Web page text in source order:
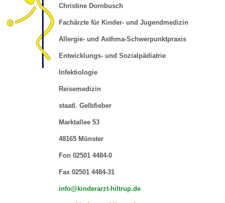
Christine Dornbusch
Fachärzte für Kinder- und Jugendmedizin
Allergie- und Asthma-Schwerpunktpraxis
Entwicklungs- und Sozialpädiatrie
Infektiologie
Reisemedizin
staatl. Gelbfieber
Marktallee 53
48165 Münster
Fon 02501 4484-0
Fax 02501 4484-31
info@kinderarzt-hiltrup.de